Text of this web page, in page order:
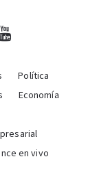
Política
Economía
en vivo